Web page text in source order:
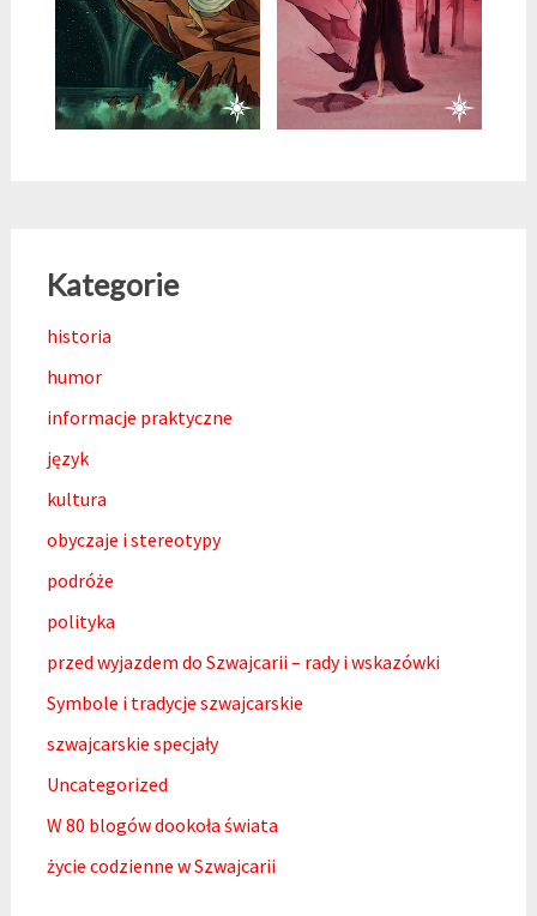
Kategorie
historia
humor
informacje praktyczne
język
kultura
obyczaje i stereotypy
podróże
polityka
przed wyjazdem do Szwajcarii – rady i wskazówki
Symbole i tradycje szwajcarskie
szwajcarskie specjały
Uncategorized
W 80 blogów dookoła świata
życie codzienne w Szwajcarii